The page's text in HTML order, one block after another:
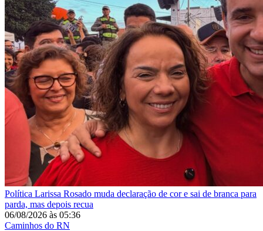
Política Larissa Rosado muda declaração de cor e sai de branca para
parda, mas depois recua
06/08/2026 às 05:36
Caminhos do RN